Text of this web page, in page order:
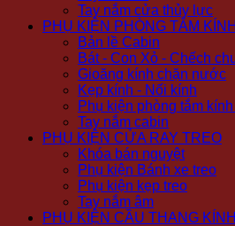
Tay nắm cửa thủy lực
PHỤ KIỆN PHÒNG TẮM KÍNH
Bản lề Cabin
Bát - Con Xỏ - Chếch
Gioăng kính chặn nước
Kẹp kính - Nối kính
Phụ kiện phòng tắm
Tay nắm cabin
PHỤ KIỆN CỬA RAY TREO
Khóa bán nguyệt
Phụ kiện Bánh xe treo
Phụ kiện kẹp treo
Tay nắm âm
PHỤ KIỆN CẦU THANG KÍNH